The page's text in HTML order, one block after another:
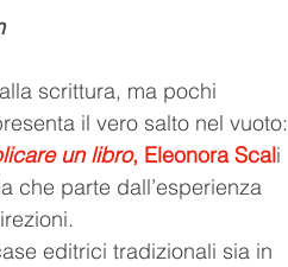
scrittura, ma pochi
il vero salto nel vuoto:
un libro, Eleonora Scali
che parte dall’esperienza
editrici tradizionali sia in